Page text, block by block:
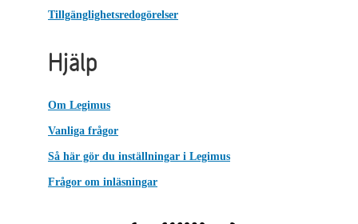
Tillgänglighetsredogörelser
Hjälp
Om Legimus
Vanliga frågor
Så här gör du inställningar i Legimus
Frågor om inläsningar